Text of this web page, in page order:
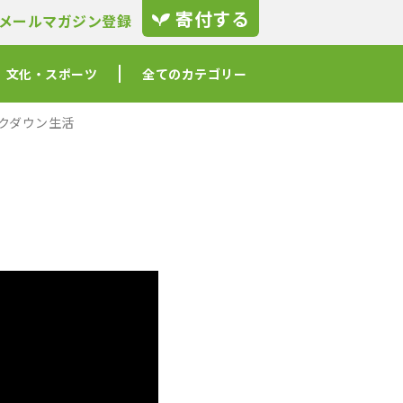
メールマガジン登録 寄付する
文化・スポーツ 全てのカテゴリー
ダウン生活